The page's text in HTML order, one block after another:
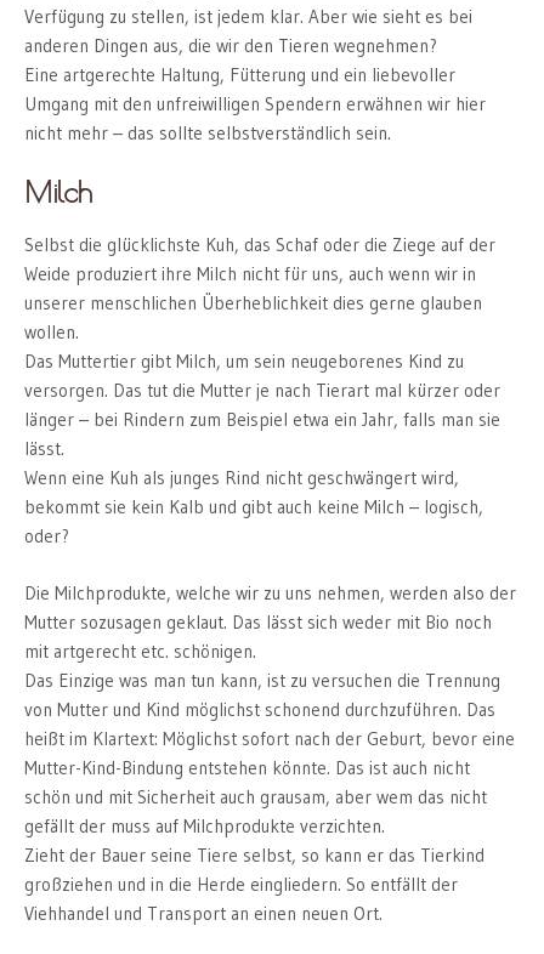
Verfügung zu stellen, ist jedem klar. Aber wie sieht es bei
anderen Dingen aus, die wir den Tieren wegnehmen?
Eine artgerechte Haltung, Fütterung und ein liebevoller
Umgang mit den unfreiwilligen Spendern erwähnen wir hier
nicht mehr – das sollte selbstverständlich sein.
Milch
Selbst die glücklichste Kuh, das Schaf oder die Ziege auf der
Weide produziert ihre Milch nicht für uns, auch wenn wir in
unserer menschlichen Überheblichkeit dies gerne glauben
wollen.
Das Muttertier gibt Milch, um sein neugeborenes Kind zu
versorgen. Das tut die Mutter je nach Tierart mal kürzer oder
länger – bei Rindern zum Beispiel etwa ein Jahr, falls man sie
lässt.
Wenn eine Kuh als junges Rind nicht geschwängert wird,
bekommt sie kein Kalb und gibt auch keine Milch – logisch,
oder?
Die Milchprodukte, welche wir zu uns nehmen, werden also der
Mutter sozusagen geklaut. Das lässt sich weder mit Bio noch
mit artgerecht etc. schönigen.
Das Einzige was man tun kann, ist zu versuchen die Trennung
von Mutter und Kind möglichst schonend durchzuführen. Das
heißt im Klartext: Möglichst sofort nach der Geburt, bevor eine
Mutter-Kind-Bindung entstehen könnte. Das ist auch nicht
schön und mit Sicherheit auch grausam, aber wem das nicht
gefällt der muss auf Milchprodukte verzichten.
Zieht der Bauer seine Tiere selbst, so kann er das Tierkind
großziehen und in die Herde eingliedern. So entfällt der
Viehhandel und Transport an einen neuen Ort.